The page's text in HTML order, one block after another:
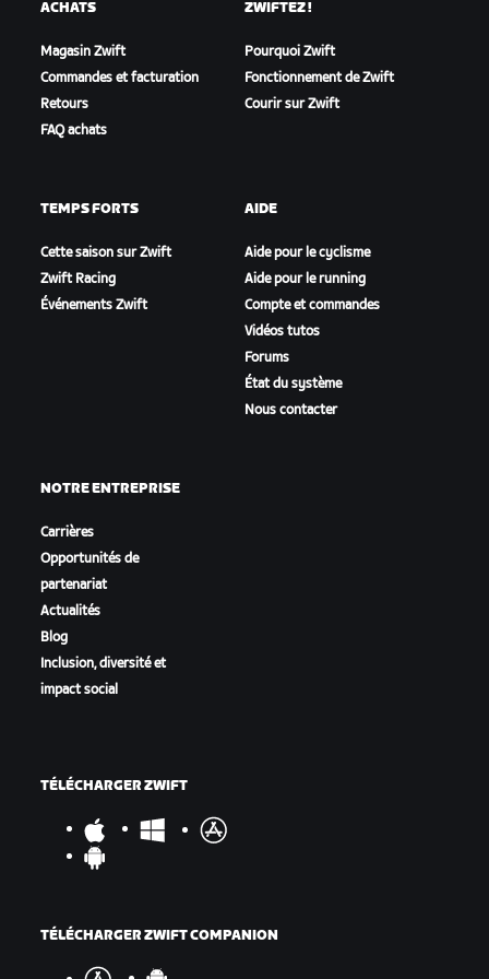
ACHATS
Magasin Zwift
Commandes et facturation
Retours
FAQ achats
ZWIFTEZ !
Pourquoi Zwift
Fonctionnement de Zwift
Courir sur Zwift
TEMPS FORTS
Cette saison sur Zwift
Zwift Racing
Événements Zwift
AIDE
Aide pour le cyclisme
Aide pour le running
Compte et commandes
Vidéos tutos
Forums
État du système
Nous contacter
NOTRE ENTREPRISE
Carrières
Opportunités de
partenariat
Actualités
Blog
Inclusion, diversité et
impact social
TÉLÉCHARGER ZWIFT
TÉLÉCHARGER ZWIFT COMPANION